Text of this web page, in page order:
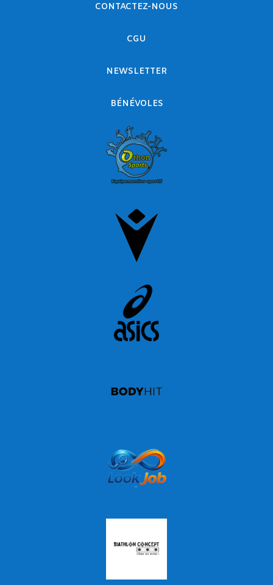
CONTACTEZ-NOUS
CGU
NEWSLETTER
BÉNÉVOLES